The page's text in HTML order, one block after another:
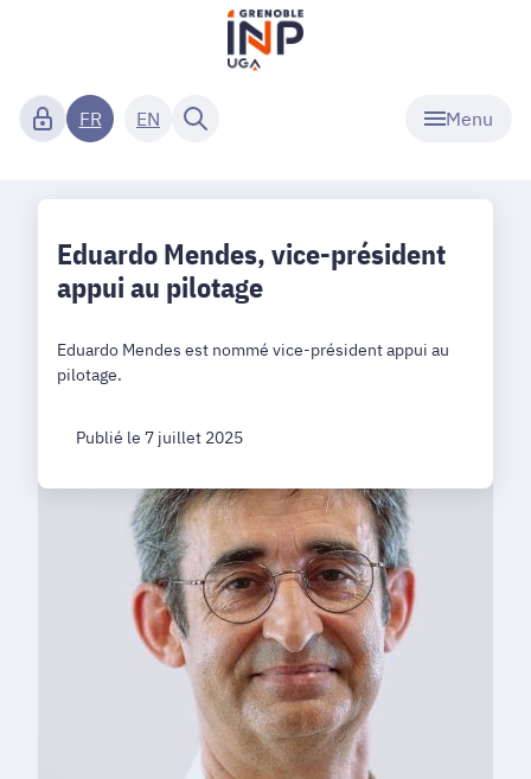
Menu
FR EN
Eduardo Mendes, vice-président
appui au pilotage
Eduardo Mendes est nommé vice-président appui au
pilotage.
Publié le 7 juillet 2025